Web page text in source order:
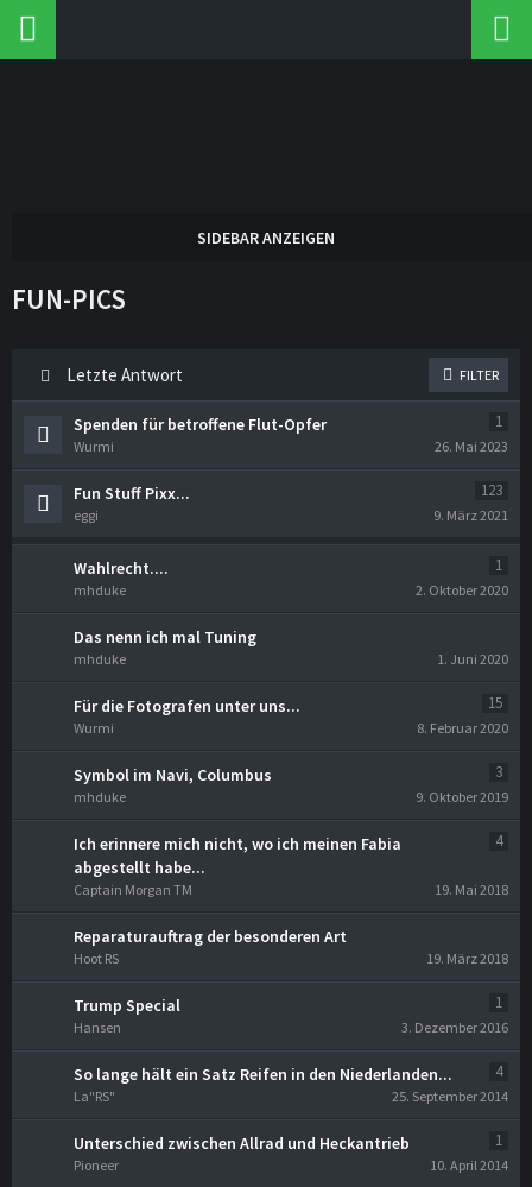
FUN-PICS
Letzte Antwort FILTER
Spenden für betroffene Flut-Opfer 1
Wurmi 26. Mai 2023
Fun Stuff Pixx... 123
eggi 9. März 2021
Wahlrecht.... 1
mhduke 2. Oktober 2020
Das nenn ich mal Tuning
mhduke 1. Juni 2020
Für die Fotografen unter uns... 15
Wurmi 8. Februar 2020
Symbol im Navi, Columbus 3
mhduke 9. Oktober 2019
Ich erinnere mich nicht, wo ich meinen Fabia
abgestellt habe...
4
Captain Morgan TM 19. Mai 2018
Reparaturauftrag der besonderen Art
Hoot RS 19. März 2018
Trump Special 1
Hansen 3. Dezember 2016
So lange hält ein Satz Reifen in den Niederlanden... 4
La"RS" 25. September 2014
Unterschied zwischen Allrad und Heckantrieb 1
Pioneer 10. April 2014